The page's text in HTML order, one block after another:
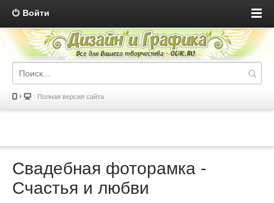
Войти
Полная версия сайта
Свадебная фоторамка -
Счастья и любви